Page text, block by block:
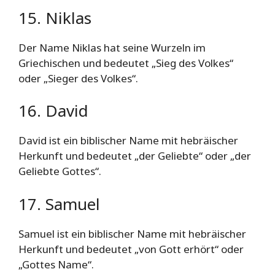
15. Niklas
Der Name Niklas hat seine Wurzeln im
Griechischen und bedeutet „Sieg des Volkes“
oder „Sieger des Volkes“.
16. David
David ist ein biblischer Name mit hebräischer
Herkunft und bedeutet „der Geliebte“ oder „der
Geliebte Gottes“.
17. Samuel
Samuel ist ein biblischer Name mit hebräischer
Herkunft und bedeutet „von Gott erhört“ oder
„Gottes Name“.